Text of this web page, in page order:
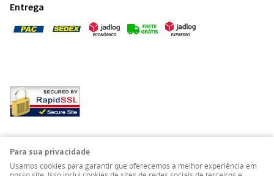
Entrega
Para sua privacidade
Usamos cookies para garantir que oferecemos a melhor experiência em